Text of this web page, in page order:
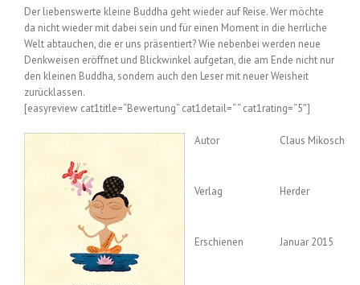
Der liebenswerte kleine Buddha geht wieder auf Reise. Wer möchte
da nicht wieder mit dabei sein und für einen Moment in die herrliche
Welt abtauchen, die er uns präsentiert? Wie nebenbei werden neue
Denkweisen eröffnet und Blickwinkel aufgetan, die am Ende nicht nur
den kleinen Buddha, sondern auch den Leser mit neuer Weisheit
zurücklassen.
[easyreview cat1title=“Bewertung“ cat1detail=“ “ cat1rating=“5″]
Autor Claus Mikosch
Verlag Herder
Erschienen Januar 2015